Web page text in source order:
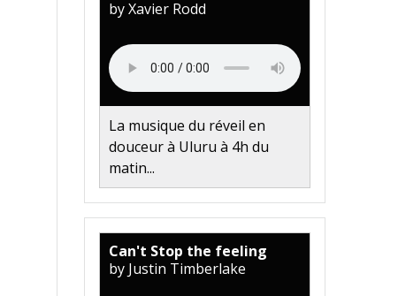
by Xavier Rodd
La musique du réveil en
douceur à Uluru à 4h du
matin...
Can't Stop the feeling
by Justin Timberlake